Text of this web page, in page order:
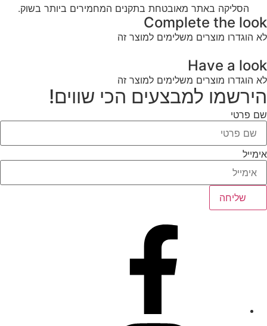
הסליקה באתר מאובטחת בתקנים המחמירים ביותר בשוק.
Complete the look
לא הוגדרו מוצרים משלימים למוצר זה
Have a look
לא הוגדרו מוצרים משלימים למוצר זה
הירשמו למבצעים הכי שווים!
שם פרטי
אימייל
שליחה